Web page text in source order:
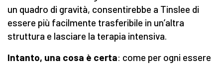
un quadro di gravità, consentirebbe a Tinslee di
essere più facilmente trasferibile in un’altra
struttura e lasciare la terapia intensiva.
Intanto, una cosa è certa: come per ogni essere